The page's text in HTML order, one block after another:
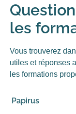
les
Vous trouverez
utiles et réponses
les formations
Papirus